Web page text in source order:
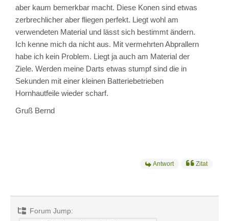
aber kaum bemerkbar macht. Diese Konen sind etwas
zerbrechlicher aber fliegen perfekt. Liegt wohl am
verwendeten Material und lässt sich bestimmt ändern.
Ich kenne mich da nicht aus. Mit vermehrten Abprallern
habe ich kein Problem. Liegt ja auch am Material der
Ziele. Werden meine Darts etwas stumpf sind die in
Sekunden mit einer kleinen Batteriebetrieben
Hornhautfeile wieder scharf.
Gruß Bernd
Antwort Zitat
Forum Jump: